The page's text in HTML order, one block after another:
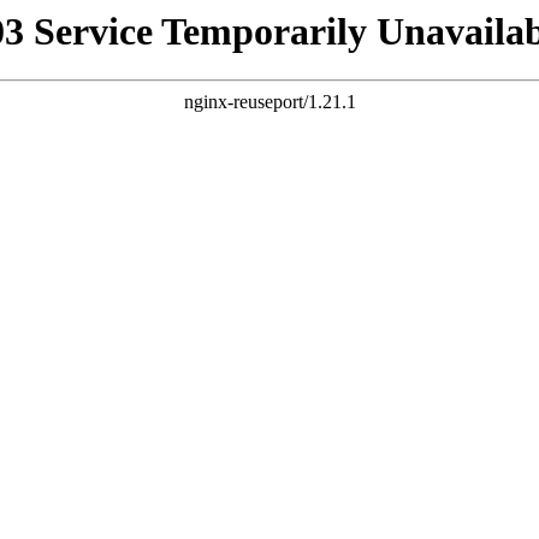
Service Temporarily
nginx-reuseport/1.21.1